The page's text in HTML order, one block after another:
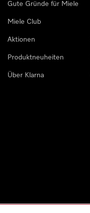
Gute Gründe für Miele
Miele Club
Aktionen
Produktneuheiten
Über Klarna